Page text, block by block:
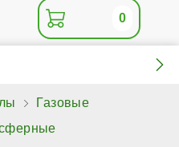
0
Газовые